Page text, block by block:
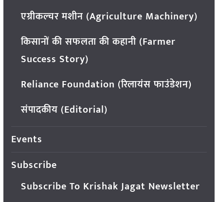
एग्रीकल्चर मशीन (Agriculture Machinery)
किसानों की सफलता की कहानी (Farmer
Success Story)
Reliance Foundation (रिलायंस फाउंडेशन)
संपादकीय (Editorial)
Events
Subscribe
Subscribe To Krishak Jagat Newsletter